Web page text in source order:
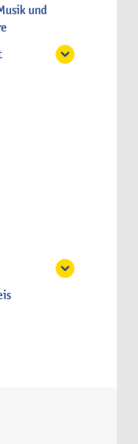
und